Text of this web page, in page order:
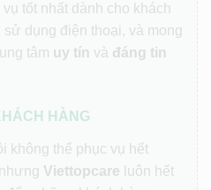
tốt nhất dành cho khách
dụng điện thoại, và mong
tâm uy tín và đáng tin
HÀNG
không thể phục vụ hết
Viettopcare luôn hết